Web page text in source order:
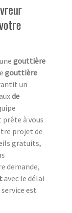
gouttière
gouttière
un
de
prête à vous
projet de
gratuits,
demande,
avec le délai
est